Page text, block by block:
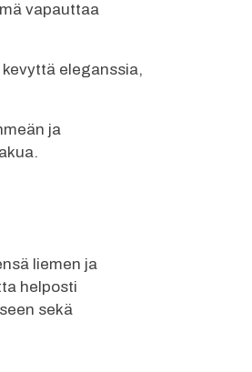
vapauttaa
eleganssia,
ja
liemen ja
helposti
sekä